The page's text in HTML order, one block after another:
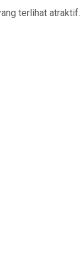
terlihat atraktif.